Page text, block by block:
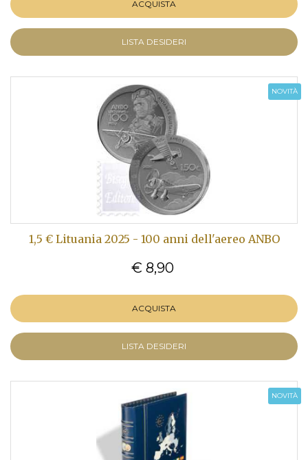
ACQUISTA
LISTA DESIDERI
NOVITÀ
1,5 € Lituania 2025 - 100 anni dell'aereo ANBO
€ 8,90
ACQUISTA
LISTA DESIDERI
NOVITÀ